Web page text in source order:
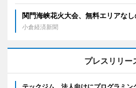
関門海峡花火大会、無料エリアな
小倉経済新聞
プレスリリー